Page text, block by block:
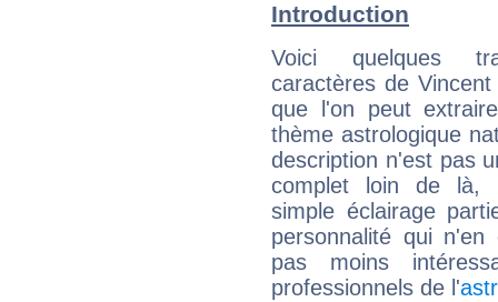
Introduction
Voici quelques
caractères de Vincent
que l'on peut
thème astrologique
description n'est pas
complet loin de là,
simple éclairage
personnalité qui n'en
pas moins
professionnels de l'